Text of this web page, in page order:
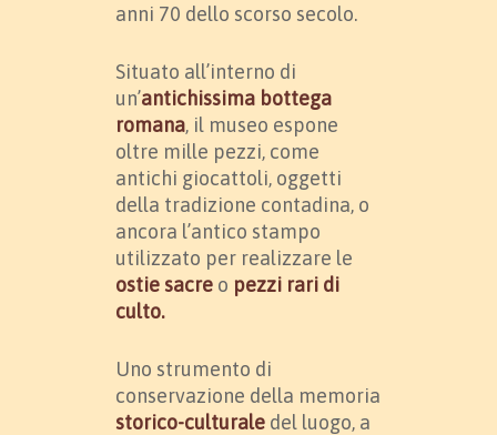
anni 70 dello scorso secolo.
Situato all’interno di
un’antichissima bottega
romana, il museo espone
oltre mille pezzi, come
antichi giocattoli, oggetti
della tradizione contadina, o
ancora l’antico stampo
utilizzato per realizzare le
ostie sacre o pezzi rari di
culto.
Uno strumento di
conservazione della memoria
storico-culturale del luogo, a